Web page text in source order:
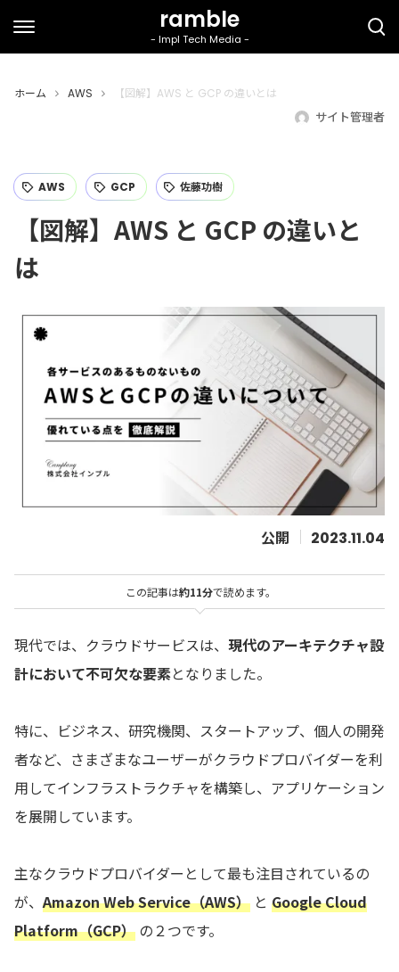
ホーム AWS 【図解】AWS と GCP の違いとは
サイト管理者
AWS GCP 佐藤功樹
【図解】AWS と GCP の違いと
は
2023.11.04
この記事は約11分で読めます。
現代では、クラウドサービスは、 現代のアーキテクチャ設
計において不可欠な要素となりました。
特に、ビジネス、研究機関、スタートアップ、個人の開発
者など、さまざまなユーザーがクラウドプロバイダーを利
用してインフラストラクチャを構築し、アプリケーション
を展開しています。
主なクラウドプロバイダーとして最も注目されているの
が、Amazon Web Service（AWS） と Google Cloud
Platform（GCP） の２つです。